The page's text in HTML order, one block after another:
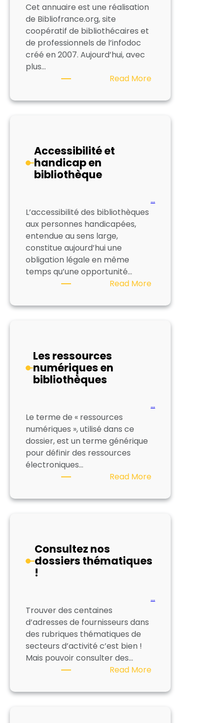
Cet annuaire est une réalisation
de Bibliofrance.org, site
coopératif de bibliothécaires et
de professionnels de l’infodoc
créé en 2007. Aujourd’hui, avec
plus…
Read More:
sommes
Accessibilité et
handicap en
bibliothèque
…
L’accessibilité des bibliothèques
aux personnes handicapées,
entendue au sens large,
constitue aujourd’hui une
obligation légale en même
temps qu’une opportunité…
Read More:
et
Les ressources
numériques en
bibliothèques
…
Le terme de « ressources
numériques », utilisé dans ce
dossier, est un terme générique
pour définir des ressources
électroniques…
Read More:
ressources
Consultez nos
dossiers thématiques
!
…
Trouver des centaines
d’adresses de fournisseurs dans
des rubriques thématiques de
secteurs d’activité c’est bien !
Mais pouvoir consulter des…
Read More:
nos